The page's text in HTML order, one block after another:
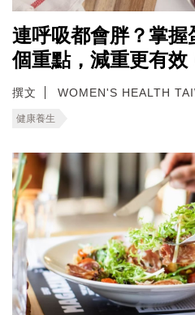
連呼吸都會胖？掌握
個重點，減重更有效
撰文 WOMEN'S HEALTH
健康養生